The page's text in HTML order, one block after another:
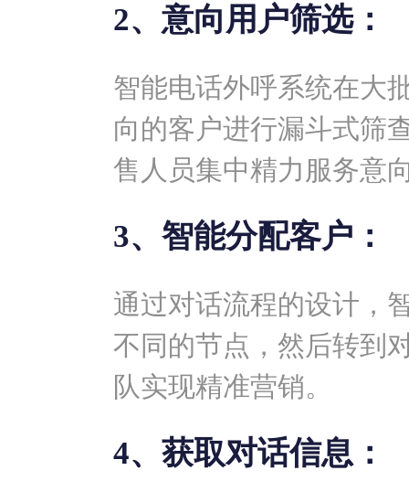
2、意向用户筛选：
智能电话外呼系统在大
向的客户进行漏斗式筛
售人员集中精力服务意
3、智能分配客户：
通过对话流程的设计，
不同的节点，然后转到
队实现精准营销。
4、获取对话信息：